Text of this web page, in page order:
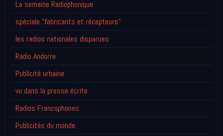
La semaine Radiophonique
spéciale "fabricants et récepteurs"
les radios nationales disparues
Radio Andorre
Publicité urbaine
vu dans la presse écrite
Radios Francophones
Publicités du monde